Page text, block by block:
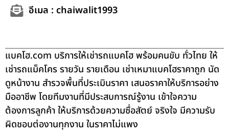
อีเมล : chaiwalit1993
แบคโฮ.com บริการให้เช่ารถแบคโฮ พร้อมคนขับ ทั่วไทย ให้
เช่ารถแม็คโคร รายวัน รายเดือน เช่าเหมาแบคโฮราคาถูก นัด
ดูหน้างาน สำรวจพื้นที่ประเมินราคา เสนอราคาให้บริการอย่าง
มืออาชีพ โดยทีมงานที่มีประสบการณ์รู้งาน เข้าใจความ
ต้องการลูกค้า ให้บริการด้วยความซื่อสัตย์ จริงใจ มีความรับ
ผิดชอบต่องานทุกงาน ในราคาไม่แพง